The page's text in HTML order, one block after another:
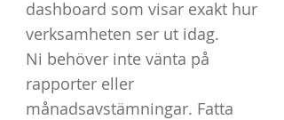
dashboard som visar exakt hur
verksamheten ser ut idag.
Ni behöver inte vänta på
rapporter eller
månadsavstämningar. Fatta